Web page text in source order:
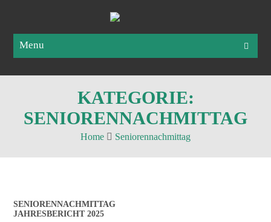
Menu
KATEGORIE:
SENIORENNACHMITTAG
Home Seniorennachmittag
SENIORENNACHMITTAG
JAHRESBERICHT 2025